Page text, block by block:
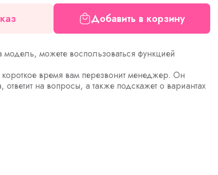
Добавить в корзину
модель, можете воспользоваться функцией
время вам перезвонит менеджер. Он
ответит на вопросы, а также подскажет о вариантах